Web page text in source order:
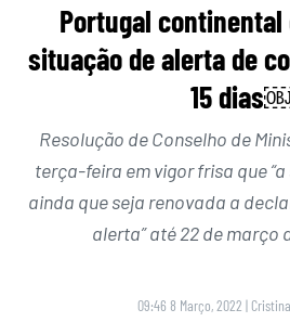
Portugal
situação de alerta de
15
Resolução de Conselho de
terça-feira em vigor frisa que
ainda que seja renovada a
alerta” até 22 de março
09:46 8 Março, 2022 |